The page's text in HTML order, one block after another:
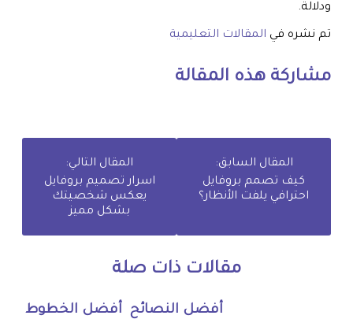
ودلالة.
تم نشره في المقالات التعليمية
مشاركة هذه المقالة
المقال السابق:
كيف تصمم بروفايل
احترافي يلفت الأنظار؟
المقال التالي:
اسرار تصميم بروفايل
يعكس شخصيتك
بشكل مميز
مقالات ذات صلة
أفضل النصائح
أفضل الخطوط